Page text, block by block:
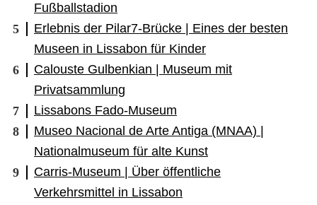
Fußballstadion
Erlebnis der Pilar7-Brücke | Eines der besten
Museen in Lissabon für Kinder
Calouste Gulbenkian | Museum mit
Privatsammlung
Lissabons Fado-Museum
Museo Nacional de Arte Antiga (MNAA) |
Nationalmuseum für alte Kunst
Carris-Museum | Über öffentliche
Verkehrsmittel in Lissabon